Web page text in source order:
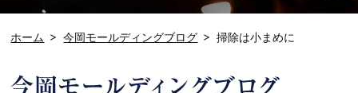
ホーム 今岡モールディングブログ 掃除は小まめに